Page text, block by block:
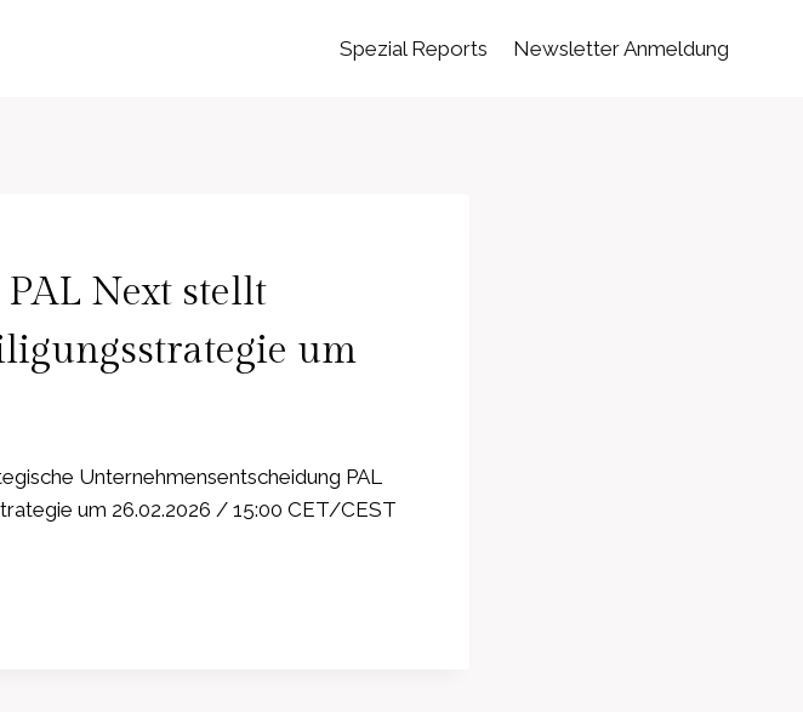
Spezial Reports Newsletter Anmeldung
PAL Next stellt
um
Unternehmensentscheidung PAL
um 26.02.2026 / 15:00 CET/CEST